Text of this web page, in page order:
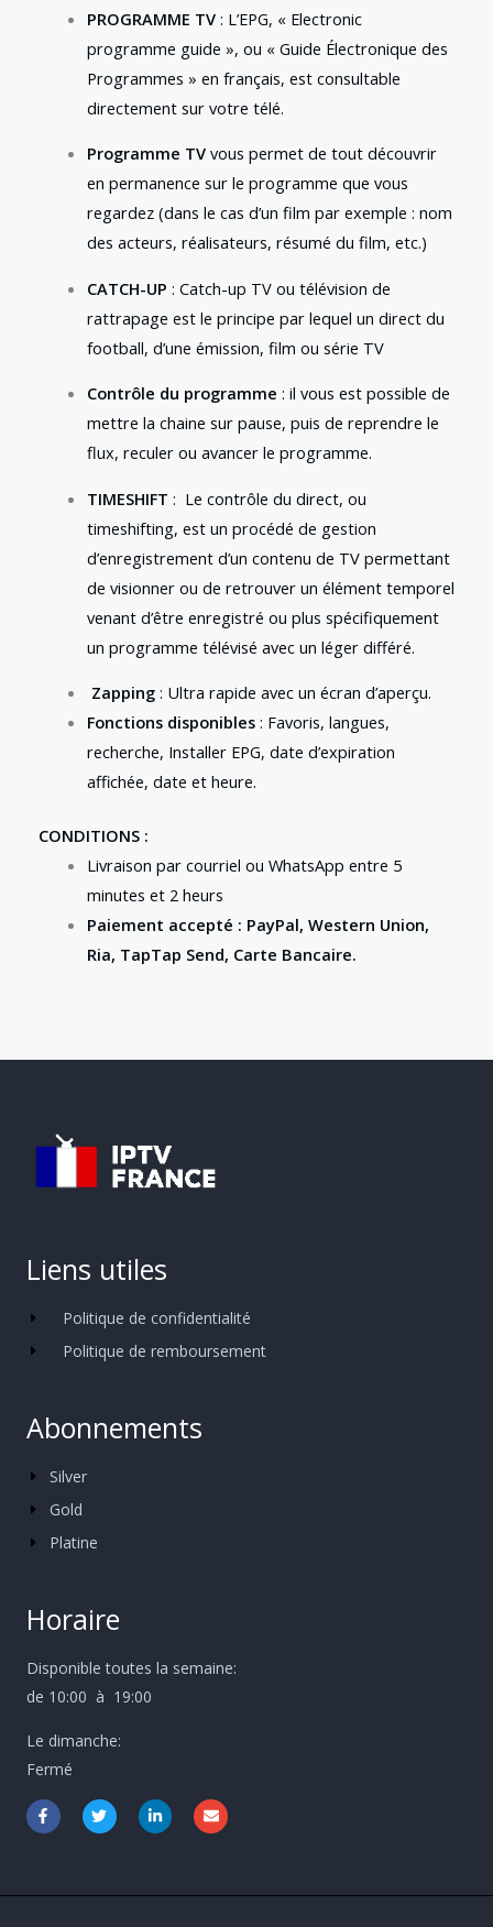
PROGRAMME TV: L’EPG, « Electronic
programme guide », ou « Guide Électronique des
Programmes » en français, est consultable
directement sur votre télé.
Programme TVvous permet de tout découvrir
en permanence sur le programme que vous
regardez (dans le cas d’un film par exemple : nom
des acteurs, réalisateurs, résumé du film, etc.)
CATCH-UP : Catch-up TV ou télévision de
rattrapage est le principe par lequel un direct du
football, d’une émission, film ou série TV
Contrôle du programme : il vous est possible de
mettre la chaine sur pause, puis de reprendre le
flux, reculer ou avancer le programme.
TIMESHIFT : Le contrôle du direct, ou
timeshifting, est un procédé de gestion
d’enregistrement d’un contenu de TV permettant
de visionner ou de retrouver un élément temporel
venant d’être enregistré ou plus spécifiquement
un programme télévisé avec un léger différé.
Zapping: Ultra rapide avec un écran d’aperçu.
Fonctions disponibles: Favoris, langues,
recherche, Installer EPG, date d’expiration
affichée, date et heure.
CONDITIONS :
Livraison par courriel ou WhatsApp entre 5
minutes et 2 heurs
Paiement accepté : PayPal, Western Union,
Ria, TapTap Send, Carte Bancaire.
Liens utiles
Politique de confidentialité
Politique de remboursement
Abonnements
Silver
Gold
Platine
Horaire
Disponible toutes la semaine:
de 10:00 à 19:00
Le dimanche:
Fermé
F
a
c
o
T
w
i
r
L
i
n
i
E
n
v
p